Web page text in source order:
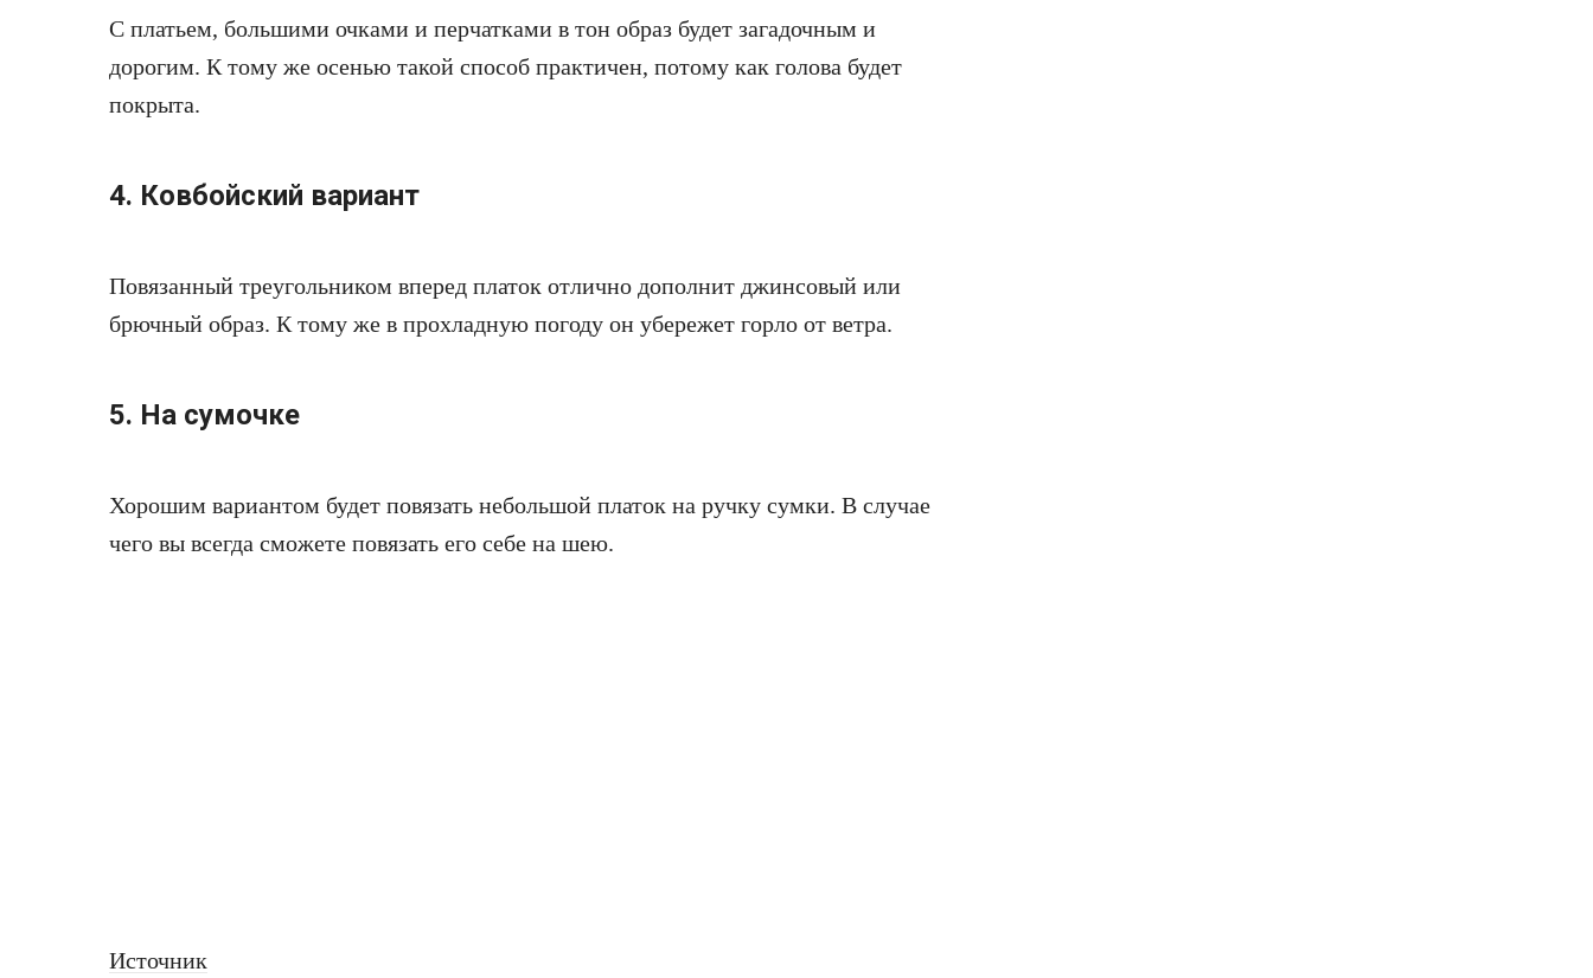
С платьем, большими очками и перчатками в тон образ будет загадочным и
дорогим. К тому же осенью такой способ практичен, потому как голова будет
покрыта.
4. Ковбойский вариант
Повязанный треугольником вперед платок отлично дополнит джинсовый или
брючный образ. К тому же в прохладную погоду он убережет горло от ветра.
5. На сумочке
Хорошим вариантом будет повязать небольшой платок на ручку сумки. В случае
чего вы всегда сможете повязать его себе на шею.
Источник